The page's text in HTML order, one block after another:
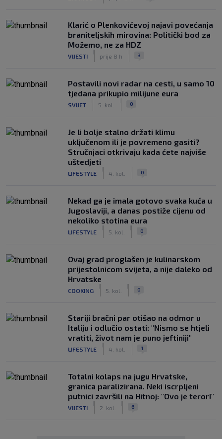
Klarić o Plenkovićevoj najavi povećanja
braniteljskih mirovina: Politički bod za
Možemo, ne za HDZ
VIJESTI prije 8 h 3
Postavili novi radar na cesti, u samo 10
tjedana prikupio milijune eura
SVIJET 5. kol. 0
Je li bolje stalno držati klimu
uključenom ili je povremeno gasiti?
Stručnjaci otkrivaju kada ćete najviše
uštedjeti
LIFESTYLE 4. kol. 0
Nekad ga je imala gotovo svaka kuća u
Jugoslaviji, a danas postiže cijenu od
nekoliko stotina eura
LIFESTYLE 5. kol. 0
Ovaj grad proglašen je kulinarskom
prijestolnicom svijeta, a nije daleko od
Hrvatske
COOKING 5. kol. 0
Stariji bračni par otišao na odmor u
Italiju i odlučio ostati: "Nismo se htjeli
vratiti, život nam je puno jeftiniji"
LIFESTYLE 4. kol. 1
Totalni kolaps na jugu Hrvatske,
granica paralizirana. Neki iscrpljeni
putnici završili na Hitnoj: "Ovo je teror!"
VIJESTI 2. kol. 6